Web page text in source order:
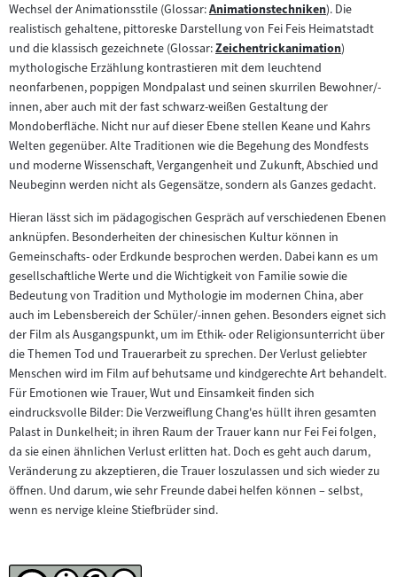
Wechsel der Animationsstile (Glossar:Zum
Inhalt:
Animationstechniken). Die
realistisch gehaltene, pittoreske Darstellung von Fei Feis Heimatstadt
und die klassisch gezeichnete (Glossar:Zum
Inhalt:
Zeichentrickanimation)
mythologische Erzählung kontrastieren mit dem leuchtend
neonfarbenen, poppigen Mondpalast und seinen skurrilen Bewohner/-
innen, aber auch mit der fast schwarz-weißen Gestaltung der
Mondoberfläche. Nicht nur auf dieser Ebene stellen Keane und Kahrs
Welten gegenüber. Alte Traditionen wie die Begehung des Mondfests
und moderne Wissenschaft, Vergangenheit und Zukunft, Abschied und
Neubeginn werden nicht als Gegensätze, sondern als Ganzes gedacht.
Hieran lässt sich im pädagogischen Gespräch auf verschiedenen Ebenen
anknüpfen. Besonderheiten der chinesischen Kultur können in
Gemeinschafts- oder Erdkunde besprochen werden. Dabei kann es um
gesellschaftliche Werte und die Wichtigkeit von Familie sowie die
Bedeutung von Tradition und Mythologie im modernen China, aber
auch im Lebensbereich der Schüler/-innen gehen. Besonders eignet sich
der Film als Ausgangspunkt, um im Ethik- oder Religionsunterricht über
die Themen Tod und Trauerarbeit zu sprechen. Der Verlust geliebter
Menschen wird im Film auf behutsame und kindgerechte Art behandelt.
Für Emotionen wie Trauer, Wut und Einsamkeit finden sich
eindrucksvolle Bilder: Die Verzweiflung Chang'es hüllt ihren gesamten
Palast in Dunkelheit; in ihren Raum der Trauer kann nur Fei Fei folgen,
da sie einen ähnlichen Verlust erlitten hat. Doch es geht auch darum,
Veränderung zu akzeptieren, die Trauer loszulassen und sich wieder zu
öffnen. Und darum, wie sehr Freunde dabei helfen können – selbst,
wenn es nervige kleine Stiefbrüder sind.